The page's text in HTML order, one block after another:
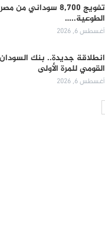
تفويج 8,700 سوداني
الطوعية..…
أغسطس 6, 2026
انطلاقة جديدة.. بنك
القومي للمرة الأولى
أغسطس 6, 2026